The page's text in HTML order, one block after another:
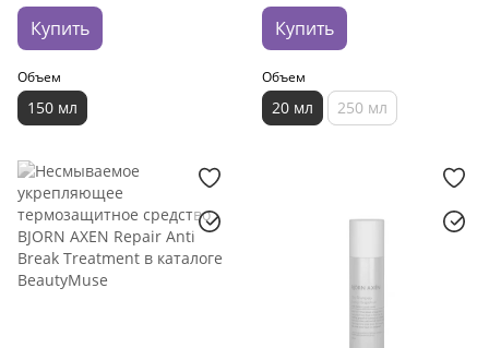
Купить
Объем
150 мл
Купить
Объем
20 мл 250 мл